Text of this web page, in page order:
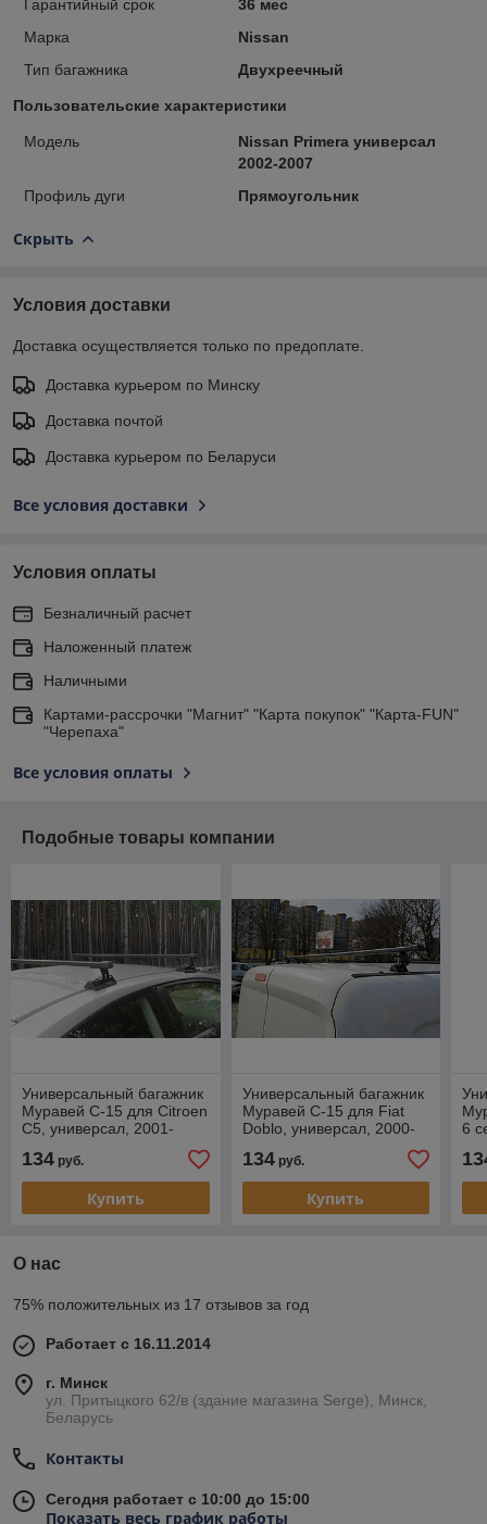
Гарантийный срок
36 мес
Марка
Nissan
Тип багажника
Двухреечный
Пользовательские характеристики
Модель
Nissan Primera универсал
2002-2007
Профиль дуги
Прямоугольник
Скрыть
Условия доставки
Доставка осуществляется только по предоплате.
Доставка курьером по Минску
Доставка почтой
Доставка курьером по Беларуси
Все условия доставки
Условия оплаты
Безналичный расчет
Наложенный платеж
Наличными
Картами-рассрочки "Магнит" "Карта покупок" "Карта-FUN"
"Черепаха"
Все условия оплаты
Подобные товары компании
Универсальный багажник
Муравей С-15 для Citroen
С5, универсал, 2001-
134 руб.
Купить
Универсальный багажник
Муравей С-15 для Fiat
Doblo, универсал, 2000-
134руб.
Купить
6
О нас
75% положительных из 17 отзывов за год
Работает с 16.11.2014
г. Минск
ул. Притыцкого 62/в (здание магазина Serge), Минск,
Беларусь
Контакты
Сегодня работает с 10:00 до 15:00
Показать весь график работы